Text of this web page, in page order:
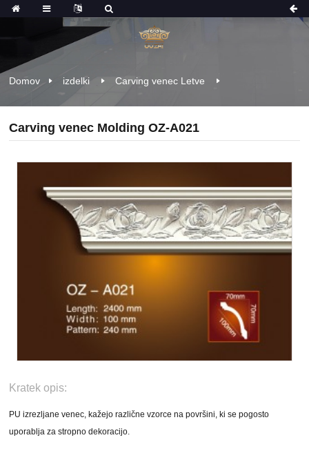
Domov izdelki Carving venec Letve
Carving venec Molding OZ-A021
Kratek opis:
PU izrezljane venec, kažejo različne vzorce na površini, ki se pogosto
uporablja za stropno dekoracijo.